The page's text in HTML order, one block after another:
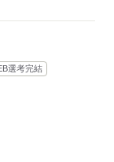
します。
ック。
りと簡単なボタ
選考完結